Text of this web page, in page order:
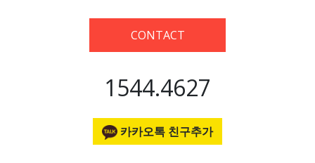
CONTACT
1544.4627
카카오톡 친구추가